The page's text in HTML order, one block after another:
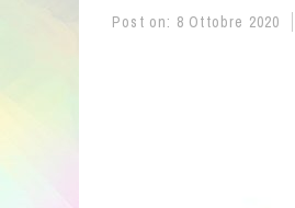
Post on: 8 Ottobre 2020